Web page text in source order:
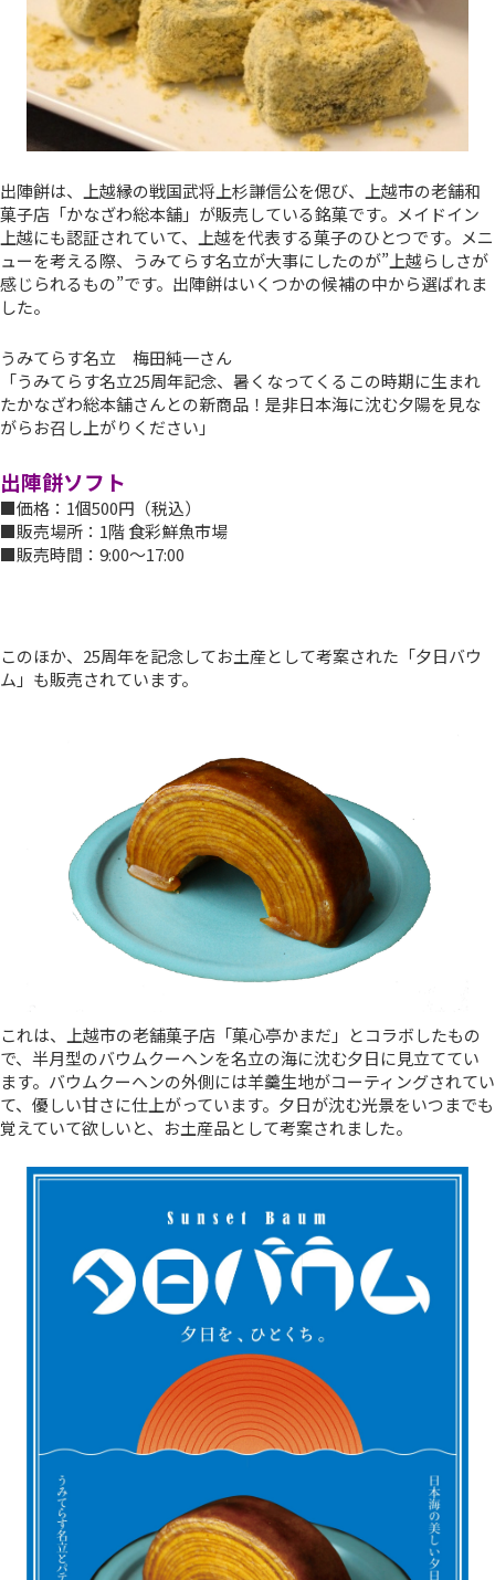
出陣餅は、上越縁の戦国武将上杉謙信公を偲び、上越市の老舗和
菓子店「かなざわ総本舗」が販売している銘菓です。メイドイン
上越にも認証されていて、上越を代表する菓子のひとつです。メニ
ューを考える際、うみてらす名立が大事にしたのが”上越らしさが
感じられるもの”です。出陣餅はいくつかの候補の中から選ばれま
した。
うみてらす名立 梅田純一さん
「うみてらす名立25周年記念、暑くなってくるこの時期に生まれ
たかなざわ総本舗さんとの新商品！是非日本海に沈む夕陽を見な
がらお召し上がりください」
出陣餅ソフト
■価格：1個500円（税込）
■販売場所：1階 食彩鮮魚市場
■販売時間：9:00～17:00
このほか、25周年を記念してお土産として考案された「夕日バウ
ム」も販売されています。
これは、上越市の老舗菓子店「菓心亭かまだ」とコラボしたもの
で、半月型のバウムクーヘンを名立の海に沈む夕日に見立ててい
ます。バウムクーヘンの外側には羊羹生地がコーティングされてい
て、優しい甘さに仕上がっています。夕日が沈む光景をいつまでも
覚えていて欲しいと、お土産品として考案されました。